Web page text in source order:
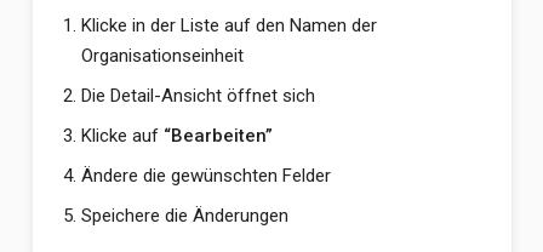
Klicke in der Liste auf den Namen der
Organisationseinheit
Die Detail-Ansicht öffnet sich
Klicke auf “Bearbeiten”
Ändere die gewünschten Felder
Speichere die Änderungen